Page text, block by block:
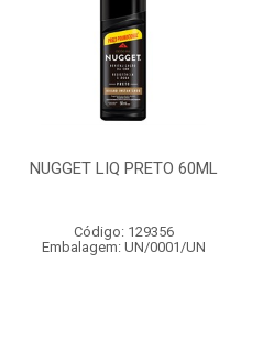
NUGGET LIQ PRETO 60ML
Código: 129356
Embalagem: UN/0001/UN